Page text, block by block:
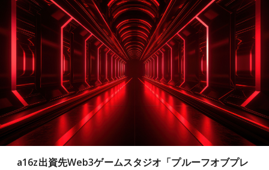
a16z出資先Web3ゲームスタジオ「プルーフオブプレ